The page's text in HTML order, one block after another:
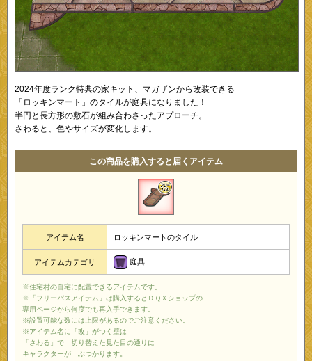
2024年度ランク特典の家キット、マガザンから改装できる
「ロッキンマート」のタイルが庭具になりました！
半円と長方形の敷石が組み合わさったアプローチ。
さわると、色やサイズが変化します。
この商品を購入すると届くアイテム
アイテム名 ロッキンマートのタイル
アイテムカテゴリ 庭具
※住宅村の自宅に配置できるアイテムです。
※「フリーパスアイテム」は購入するとＤＱＸショップの
専用ページから何度でも再入手できます。
※設置可能な数には上限があるのでご注意ください。
※アイテム名に「改」がつく壁は
「さわる」で 切り替えた見た目の通りに
キャラクターが ぶつかります。